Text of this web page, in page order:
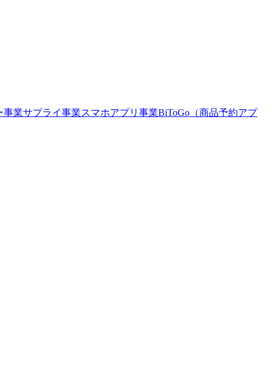
事業サプライ事業スマホアプリ事業BiToGo（商品予約アプ